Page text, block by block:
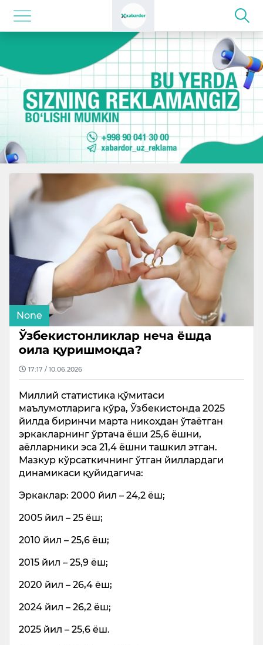
None
Ўзбекистонликлар неча ёшда
оила қуришмоқда?
17:17 / 10.06.2026
Миллий статистика қўмитаси
маълумотларига кўра, Ўзбекистонда 2025
йилда биринчи марта никоҳдан ўтаётган
эркакларнинг ўртача ёши 25,6 ёшни,
аёлларники эса 21,4 ёшни ташкил этган.
Мазкур кўрсаткичнинг ўтган йиллардаги
динамикаси қуйидагича:
Эркаклар: 2000 йил – 24,2 ёш;
2005 йил – 25 ёш;
2010 йил – 25,6 ёш;
2015 йил – 25,9 ёш;
2020 йил – 26,4 ёш;
2024 йил – 26,2 ёш;
2025 йил – 25,6 ёш.